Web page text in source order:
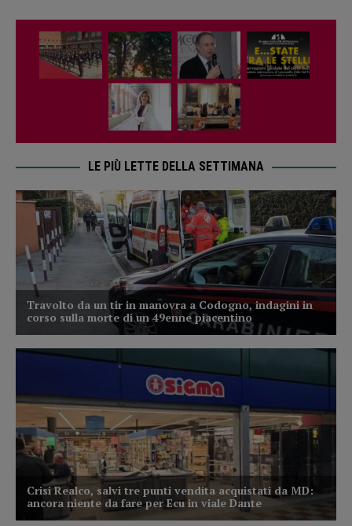
LE PIÙ LETTE DELLA SETTIMANA